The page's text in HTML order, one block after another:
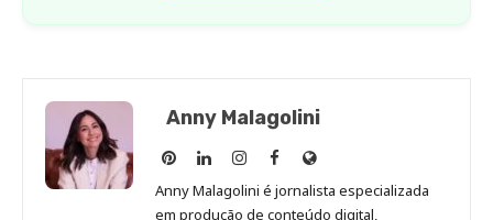
Anny Malagolini
Anny
Malagolini
no
Anny
Malagolini
no
Anny
Malagolini
no
Anny
Malagolini
no
Site
de
Anny
Anny Malagolini é jornalista especializada
em produção de conteúdo digital,